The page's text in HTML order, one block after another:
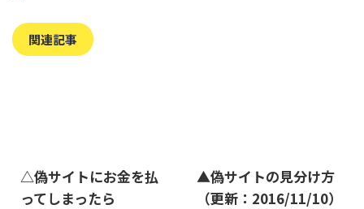
関連記事
△偽サイトにお金を払
ってしまったら
▲偽サイトの見分け方
（更新：2016/11/10）